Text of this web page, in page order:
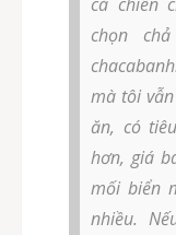
chọn
mà tôi
ăn, có
hơn, giá
mối biển
nhiều.